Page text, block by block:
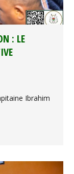
: LE
Ibrahim